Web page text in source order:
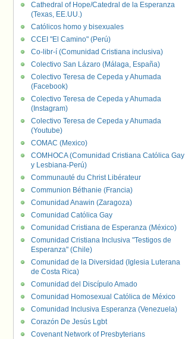
Cathedral of Hope/Catedral de la Esperanza
(Texas, EE.UU.)
Católicos homo y bisexuales
CCEI "El Camino" (Perú)
Co-libr-í (Comunidad Cristiana inclusiva)
Colectivo San Lázaro (Málaga, España)
Colectivo Teresa de Cepeda y Ahumada
(Facebook)
Colectivo Teresa de Cepeda y Ahumada
(Instagram)
Colectivo Teresa de Cepeda y Ahumada
(Youtube)
COMAC (Mexico)
COMHOCA (Comunidad Cristiana Católica Gay
y Lesbiana-Perú)
Communauté du Christ Libérateur
Communion Béthanie (Francia)
Comunidad Anawin (Zaragoza)
Comunidad Católica Gay
Comunidad Cristiana de Esperanza (México)
Comunidad Cristiana Inclusiva "Testigos de
Esperanza" (Chile)
Comunidad de la Diversidad (Iglesia Luterana
de Costa Rica)
Comunidad del Discípulo Amado
Comunidad Homosexual Católica de México
Comunidad Inclusiva Esperanza (Venezuela)
Corazón De Jesús Lgbt
Covenant Network of Presbyterians